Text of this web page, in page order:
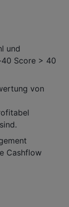
und
Score > 40
von
Cashflow